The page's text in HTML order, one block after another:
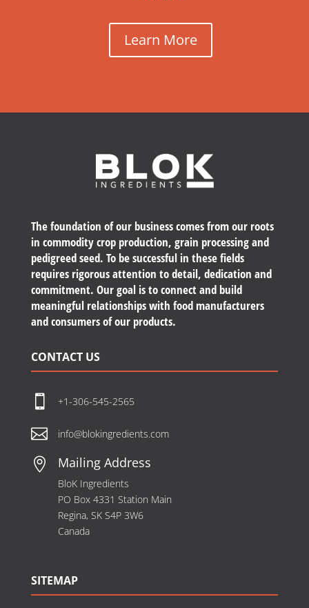
Learn More
The foundation of our business comes from our roots
in commodity crop production, grain processing and
pedigreed seed. To be successful in these fields
requires rigorous attention to detail, dedication and
commitment. Our goal is to connect and build
meaningful relationships with food manufacturers
and consumers of our products.
CONTACT US
 +1-306-545-2565
 info@blokingredients.com
 Mailing Address
BloK Ingredients
PO Box 4331 Station Main
Regina, SK S4P 3W6
Canada
SITEMAP